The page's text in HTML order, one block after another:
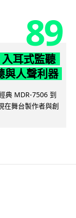
89
耳式監聽
與人聲利器
典 MDR-7506 到
在舞台製作者與創